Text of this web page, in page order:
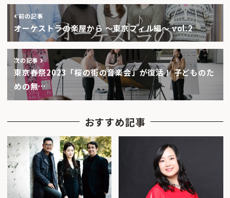
前の記事
オーケストラの楽屋から 〜東京フィル編〜 vol.2
次の記事
東京春祭2023「桜の街の音楽会」が復活！ 子どものた
めの無…
おすすめ記事